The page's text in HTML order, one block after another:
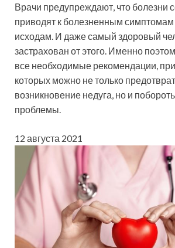
Врачи предупреждают, что болезни
приводят к болезненным
исходам. И даже самый здоровый
застрахован от этого. Именно
все необходимые рекомендации,
которых можно не только
возникновение недуга, но и
проблемы.
12 августа 2021